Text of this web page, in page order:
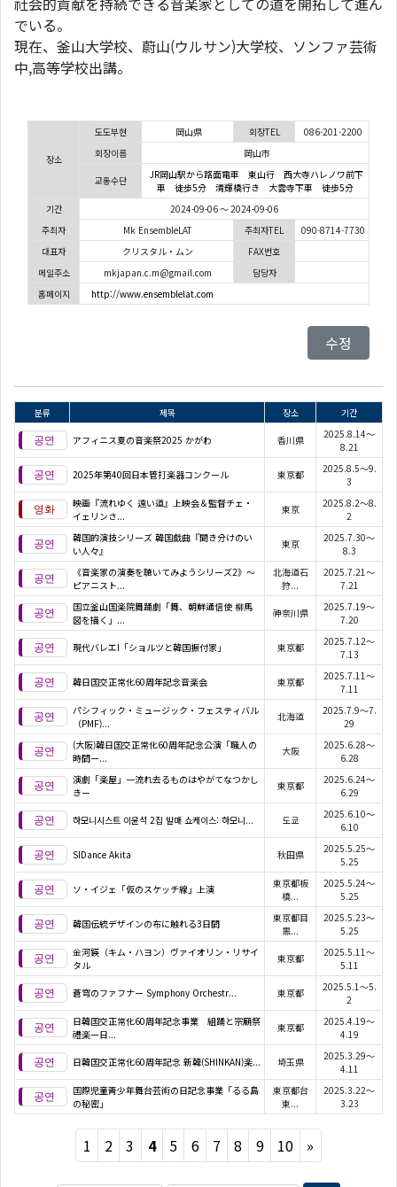
でいる。
現在、釜山大学校、蔚山(ウルサン)大学校、ソンファ芸術
中,高等学校出講。
장소
도도부현 岡山県 회장TEL
086-201-2200
회장이름
岡山市
교통수단
JR岡山駅から路面電車 東山行 西大寺ハレノワ前下
車 徒歩5分 清輝橋行き 大雲寺下車 徒歩5分
기간
2024-09-06 ～ 2024-09-06
주최자
Mk EnsembleLAT 주최자TEL
090-8714-7730
대표자
クリスタル・ムン
FAX번호
메일주소
mkjapan.c.m@gmail.com
담당자
홈페이지
http://www.ensemblelat.com
수정
분류 제목 장소 기간
アフィニス夏の音楽祭2025 かがわ 香川県
2025.8.14～
8.21
2025年第40回日本管打楽器コンクール 東京都
2025.8.5～9.
3
映画『流れゆく 遠い道』上映会＆監督チェ・
イェリンさ...
東京
2025.8.2～8.
2
韓国的演技シリーズ 韓国戯曲『聞き分けのい
い人々』
東京
2025.7.30～
8.3
《音楽家の演奏を聴いてみようシリーズ2》〜
ピアニスト...
北海道石
狩...
2025.7.21～
7.21
国立釜山国楽院舞踊劇「舞、朝鮮通信使 柳馬
図を描く」...
神奈川県
2025.7.19～
7.20
現代バレエI「ショルツと韓国振付家」 東京都
2025.7.12～
7.13
韓日国交正常化60周年記念音楽会 東京都
2025.7.11～
7.11
パシフィック・ミュージック・フェスティバル
（PMF)...
北海道
2025.7.9～7.
29
(大阪)韓日国交正常化60周年記念公演「職人の
時間ー...
大阪
2025.6.28～
6.28
演劇「楽屋」一流れ去るものはやがてなつかし
きー
東京都
2025.6.24～
6.29
하모니시스트 이윤석 2집 발매 쇼케이스: 하모니... 도쿄
2025.6.10～
6.10
SIDance Akita 秋田県
2025.5.25～
5.25
ソ・イジェ「仮のスケッチ線」上演
東京都板
橋...
2025.5.24～
5.25
韓国伝統デザインの布に触れる3日間
東京都目
黒...
2025.5.23～
5.25
金河鍈（キム・ハヨン）ヴァイオリン・リサイ
タル
東京都
2025.5.11～
5.11
蒼穹のファフナー Symphony Orchestr... 東京都
2025.5.1～5.
2
日韓国交正常化60周年記念事業 組踊と宗廟祭
禮楽ー日...
東京都
2025.4.19～
4.19
日韓国交正常化60周年記念 新韓(SHINKAN)楽... 埼玉県
2025.3.29～
4.11
国際児童青少年舞台芸術の日記念事業「るる島
の秘密」
東京都台
東...
2025.3.22～
3.23
1 2 3 4 5 6 7 8 9 10 »